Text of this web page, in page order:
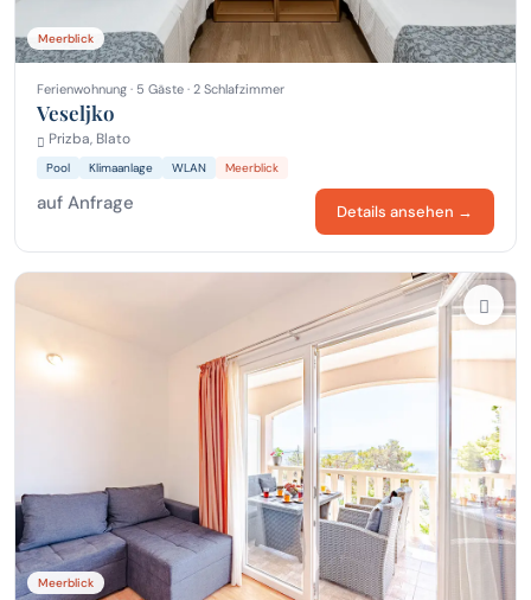
Meerblick
Ferienwohnung · 5 Gäste · 2 Schlafzimmer
Veseljko
Prizba, Blato
Pool Klimaanlage WLAN Meerblick
auf Anfrage Details ansehen →
Meerblick